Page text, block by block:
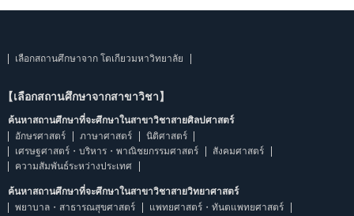
เลือกสถานศึกษาจาก โตเกียวมหาวิทยาลัย
【เลือกสถานศึกษาจากสาขาวิชา】
ค้นหาสถานศึกษาที่จะศึกษาในสาขาวิชาสายศิลปศาสตร์
อักษรศาสตร์
ภาษาศาสตร์
นิติศาสตร์
เศรษฐศาสตร์・บริหาร・พาณิชยกรรมศาสตร์
สังคมศาสตร์
ความสัมพันธ์ระหว่างประเทศ
ค้นหาสถานศึกษาที่จะศึกษาในสาขาวิชาสายวิทยาศาสตร์
พยาบาล・สาธารณสุขศาสตร์
แพทยศาสตร์・ทันตแพทยศาสตร์